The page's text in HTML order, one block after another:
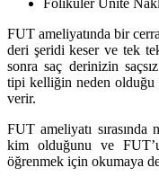
Foliküler Ünite
FUT ameliyatında bir
deri şeridi keser ve tek
sonra saç derinizin
tipi kelliğin neden olduğu
verir.
FUT ameliyatı
kim olduğunu ve
öğrenmek için okumaya